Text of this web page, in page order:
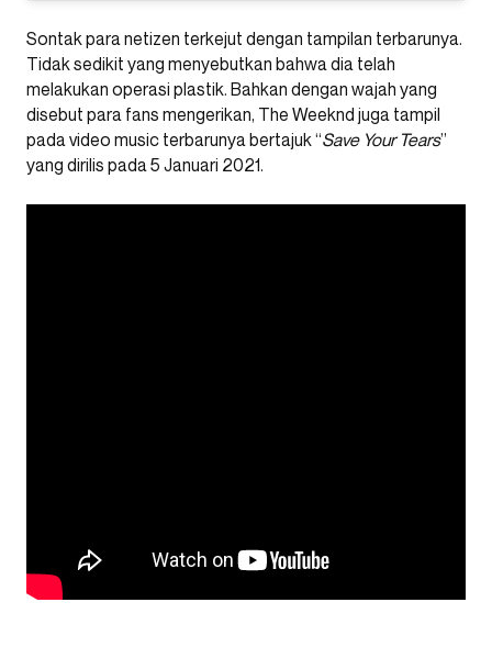
Sontak para netizen terkejut dengan tampilan terbarunya.
Tidak sedikit yang menyebutkan bahwa dia telah
melakukan operasi plastik. Bahkan dengan wajah yang
disebut para fans mengerikan, The Weeknd juga tampil
pada video music terbarunya bertajuk “Save Your Tears”
yang dirilis pada 5 Januari 2021.